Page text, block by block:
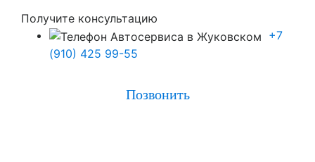
Получите консультацию
+7
(910) 425 99-55
Позвонить